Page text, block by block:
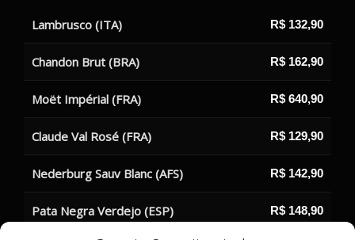
Lambrusco (ITA) R$ 132,90
Chandon Brut (BRA) R$ 162,90
Moët Impérial (FRA) R$ 640,90
Claude Val Rosé (FRA) R$ 129,90
Nederburg Sauv Blanc (AFS) R$ 142,90
Pata Negra Verdejo (ESP) R$ 148,90